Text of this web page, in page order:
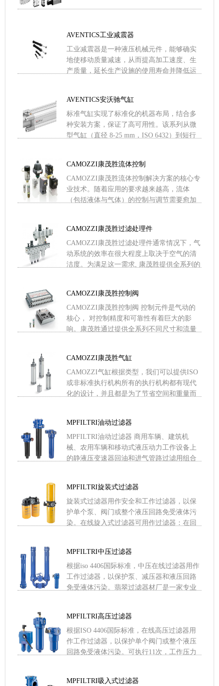
AVENTICS工业减震器
工业减震器是一种液压机械元件，能够确实
地使移动质量减速，从而提高加工速度、生
产质量，延长生产设施的使用寿命并降低运
AVENTICS安沃驰气缸
标准气缸实现了标准化的机器布局，结合多
种安装方案，保证了高可用性。该系列从微
型气缸（直径 8-25 mm，ISO 6432）到短行
CAMOZZI康茂胜流体控制
CAMOZZI康茂胜流体控制解决方案的核心专
业技术。随着应用的要求越来越高，流体
（包括液体与气体）的控制与调节需要愈加
CAMOZZI康茂胜过滤处理件
CAMOZZI康茂胜过滤处理件通常情况下，气
动系统的效率在很大程度上取决于空气的清
洁度。为满足这一需求, 康茂胜提供全系列的
CAMOZZI康茂胜控制阀
CAMOZZI康茂胜控制阀 控制元件是气动的
核心， 对控制精度和可靠性有着巨大的影
响。康茂胜通过提供全系列不同尺寸和流量
CAMOZZI康茂胜气缸
CAMOZZI气缸根据类型，我们可以提供ISO
或非标准执行机构所有的执行机构都有现代
化的设计，并且都是为了节省空间和重量而
MPFILTRI油动过滤器
MPFILTRI油动过滤器 商用车辆、建筑机
械、农用车辆和移动式液压动力工作设备上
的静液压变速器回油和进气管路过滤用组合
MPFILTRI旋装式过滤器
旋装式过滤器用作安全和工作过滤器，以保
护单个泵、阀门或整个液压回路免受液体污
染。在线旋入式过滤器可用作过滤器：在回
MPFILTRI中压过滤器
根据iso 4406国际标准，中压在线过滤器用作
工作过滤器，以保护泵、减压器和液压回路
免受液体污染。翡翠过滤器材厂是一家专业
MPFILTRI高压过滤器
根据ISO 4406国际标准，在线高压过滤器用
作工作过滤器，以保护单个阀门或整个液压
回路免受液体污染。可执行11次，工作压力
MPFILTRI吸入式过滤器